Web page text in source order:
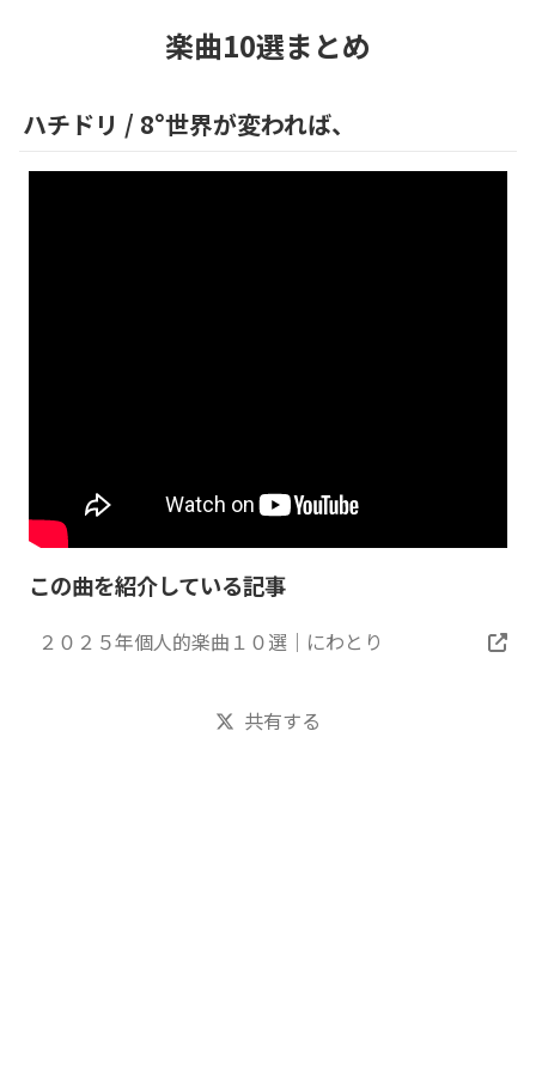
楽曲10選まとめ
ハチドリ / 8°世界が変われば、
この曲を紹介している記事
２０２５年個人的楽曲１０選｜にわとり
共有する